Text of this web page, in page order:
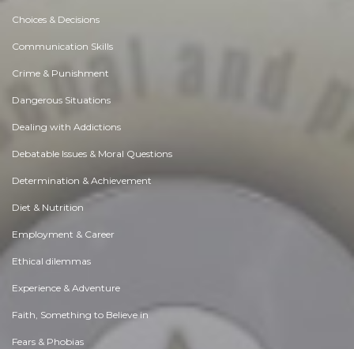
Choices & Decisions
Communication Skills
Crime & Punishment
Dangerous Situations
Dealing with Addictions
Debatable Issues & Moral Questions
Determination & Achievement
Diet & Nutrition
Employment & Career
Ethical dilemmas
Experience & Adventure
Faith, Something to Believe in
Fears & Phobias